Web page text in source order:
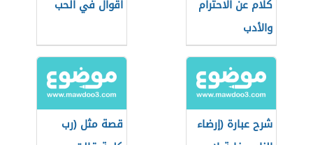
كلام عن الاحترام
والأدب
أقوال في الحب
شرح عبارة (إرضاء
قصة مثل (رب